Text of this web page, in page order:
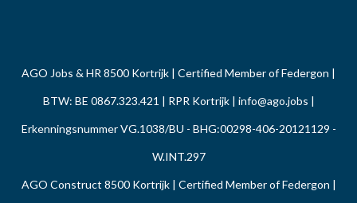
AGO Jobs & HR 8500 Kortrijk | Certified Member of Federgon |
BTW: BE 0867.323.421 | RPR Kortrijk | info@ago.jobs |
Erkenningsnummer VG.1038/BU - BHG:00298-406-20121129 -
W.INT.297
AGO Construct 8500 Kortrijk | Certified Member of Federgon |